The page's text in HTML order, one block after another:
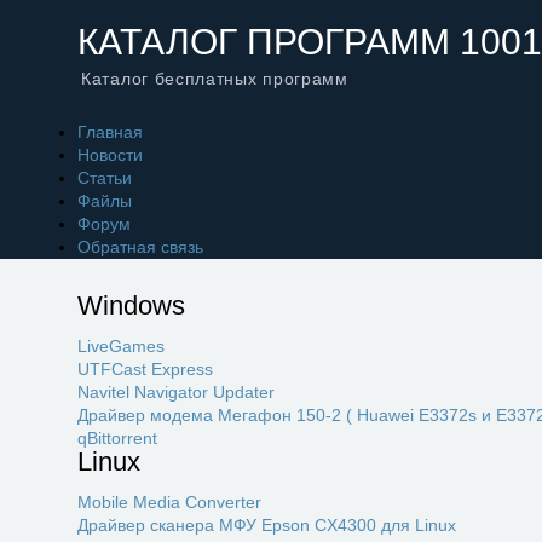
КАТАЛОГ ПРОГРАММ
Каталог бесплатных программ
Главная
Новости
Статьи
Файлы
Форум
Обратная связь
Windows
LiveGames
UTFCast Express
Navitel Navigator Updater
Драйвер модема Мегафон 150-2 ( Huawei E3372s и
qBittorrent
Linux
Mobile Media Converter
Драйвер сканера МФУ Epson CX4300 для Linux